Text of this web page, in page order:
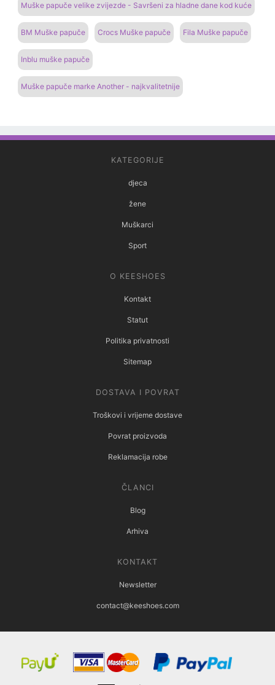
Muške papuče velike zvijezde - Savršeni za hladne dane kod kuće
BM Muške papuče Crocs Muške papuče Fila Muške papuče
Inblu muške papuče
Muške papuče marke Another - najkvalitetnije
KATEGORIJE
djeca
žene
Muškarci
Sport
O KEESHOES
Kontakt
Statut
Politika privatnosti
Sitemap
DOSTAVA I POVRAT
Troškovi i vrijeme dostave
Povrat proizvoda
Reklamacija robe
ČLANCI
Blog
Arhiva
KONTAKT
Newsletter
contact@keeshoes.com